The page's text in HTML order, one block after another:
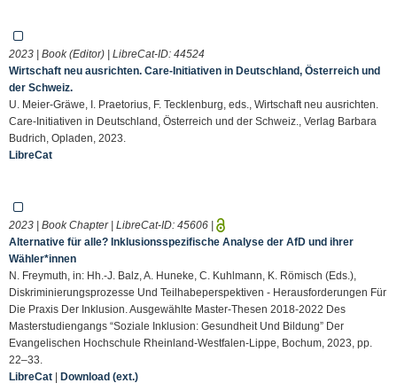
2023 | Book (Editor) | LibreCat-ID: 44524
Wirtschaft neu ausrichten. Care-Initiativen in Deutschland, Österreich und
der Schweiz.
U. Meier-Gräwe, I. Praetorius, F. Tecklenburg, eds., Wirtschaft neu ausrichten.
Care-Initiativen in Deutschland, Österreich und der Schweiz., Verlag Barbara
Budrich, Opladen, 2023.
LibreCat
2023 | Book Chapter | LibreCat-ID: 45606 |
Alternative für alle? Inklusionsspezifische Analyse der AfD und ihrer
Wähler*innen
N. Freymuth, in: Hh.-J. Balz, A. Huneke, C. Kuhlmann, K. Römisch (Eds.),
Diskriminierungsprozesse Und Teilhabeperspektiven - Herausforderungen Für
Die Praxis Der Inklusion. Ausgewählte Master-Thesen 2018-2022 Des
Masterstudiengangs “Soziale Inklusion: Gesundheit Und Bildung” Der
Evangelischen Hochschule Rheinland-Westfalen-Lippe, Bochum, 2023, pp.
22–33.
LibreCat | Download (ext.)